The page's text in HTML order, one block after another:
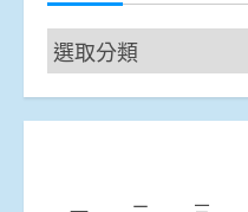
新
聞
分